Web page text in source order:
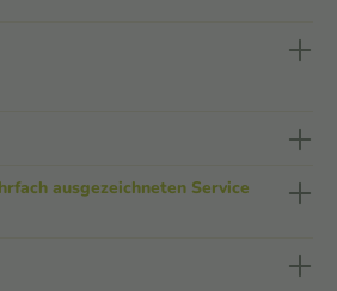
ausgezeichneten Service